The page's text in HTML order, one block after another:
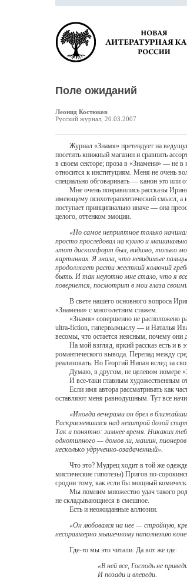
Поле ожиданий
Леонид Костюков
Русский журнал, 20.03.2007
Журнал «Знамя» претендует на ведущую
посетить книжный магазин и сравнить
в своем секторе; проза в «Знамени» — не
относится к институциям. Меня не очень
специально обговаривать — канон это или
Мне очень понравились рассказы Ирины
имеющему психотерапевтический смысл, а
поступает принципиально иначе — она
целого, оттенком эмоции.
«Но самое неприятное только
просто проследовал на кухню и
этот дискомфорт был, видимо, только
картинках. Я знала, что невидимые
продолжает расти жесткий колючий
быть. И так неуютно мне стало, что я
повернется, посмотрит в мои глаза
В свете нашего основного вопроса Ирина
«Знамени» с многолетним стажем.
«Знамя» совершенно не расположено
ultra-fiction, гипервымыслу — и Наталья
весомы, что остается неясным, почему они
На мой взгляд, яркий рассказ есть и в
романтического вывода. Перепад между
реализовать. Но Георгий Нипан вслед за
Думаю, в другом, не целевом номере
И все-таки главным художественным
Если имя автора рассматривать как
оставляют меня равнодушным. Тут все
«Иногда вечерами он брел в
Раскрасневшихся над нехитрой дозой
Так и понятно: зимнее время. Никаких
однотипного — домов ли, машин,
несколько удрученно-озадаченный».
Что это? Мудрец ходит в той же одежде,
мистические гипотезы) Пригов по-
сродни тому, как если бы мощный
Мы помним множество удач такого рода.
не складывающиеся в смешное.
Есть и неожиданные аллюзии.
«Он любовался на нее — стройную,
несоразмерно мышечному наполнению
Где-то мы это читали. Да вот же где:
«В ней все, Господь не
И позади и впереди,